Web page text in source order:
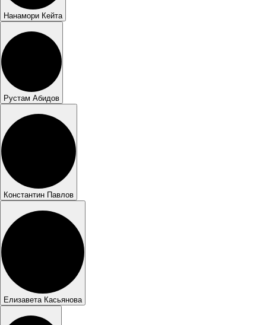
Нанамори Кейта
Рустам Абидов
Константин Павлов
Елизавета Касьянова